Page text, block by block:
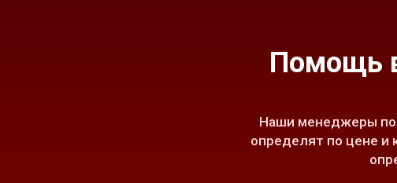
Помощь
Наши менеджеры
определят по цене и